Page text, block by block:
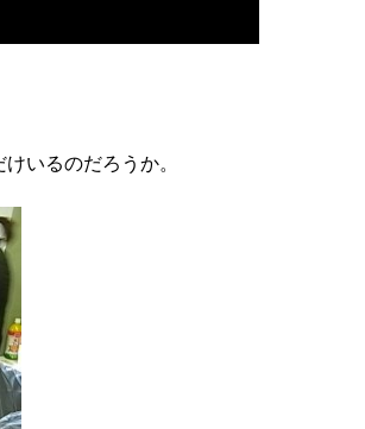
いるのだろうか。